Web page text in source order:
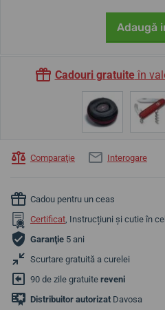
Adaugă
Cadouri gratuiteîn
Comparaţie Interogare
Cadou pentru un ceas
Certificat, Instrucțiuni și cutie în
Garanţie 5 ani
Scurtare gratuită a curelei
90 de zile gratuite reveni
Distribuitor autorizat Davosa